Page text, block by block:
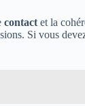
contact et la
Si vous